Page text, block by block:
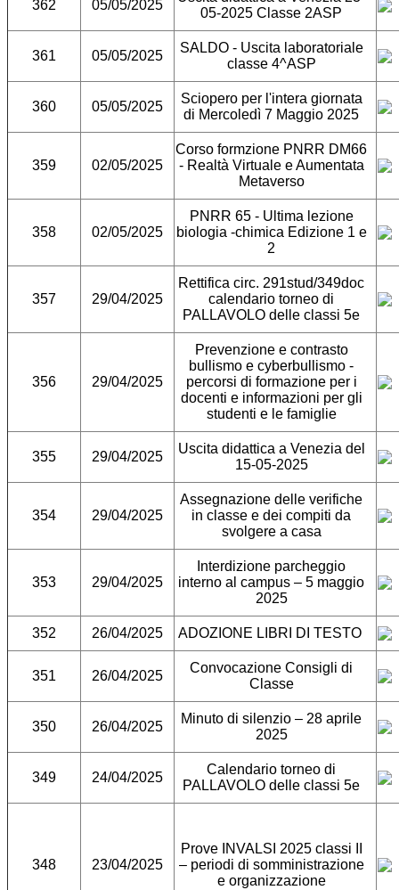
362 05/05/2025
05-2025 Classe 2ASP
361 05/05/2025
SALDO - Uscita laboratoriale
classe 4^ASP
360 05/05/2025
Sciopero per l'intera giornata
di Mercoledì 7 Maggio 2025
359 02/05/2025
Corso formzione PNRR DM66
- Realtà Virtuale e Aumentata
Metaverso
358 02/05/2025
PNRR 65 - Ultima lezione
biologia -chimica Edizione 1 e
2
357 29/04/2025
Rettifica circ. 291stud/349doc
calendario torneo di
PALLAVOLO delle classi 5e
356 29/04/2025
Prevenzione e contrasto
bullismo e cyberbullismo -
percorsi di formazione per i
docenti e informazioni per gli
studenti e le famiglie
355 29/04/2025
Uscita didattica a Venezia del
15-05-2025
354 29/04/2025
Assegnazione delle verifiche
in classe e dei compiti da
svolgere a casa
353 29/04/2025
Interdizione parcheggio
interno al campus – 5 maggio
2025
352 26/04/2025 ADOZIONE LIBRI DI TESTO
351 26/04/2025
Convocazione Consigli di
Classe
350 26/04/2025
Minuto di silenzio – 28 aprile
2025
349 24/04/2025
Calendario torneo di
PALLAVOLO delle classi 5e
348 23/04/2025
Prove INVALSI 2025 classi II
– periodi di somministrazione
e organizzazione